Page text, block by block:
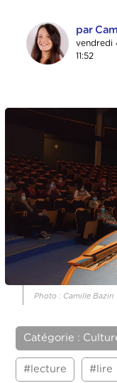
par
vendredi
11:52
Photo : Camille Bazin
Catégorie :
#lecture #lire